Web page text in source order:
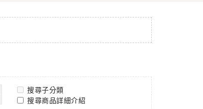
搜尋子分類
搜尋商品詳細介紹